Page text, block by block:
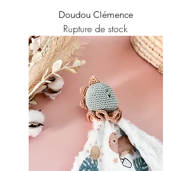
Doudou Clémence
Rupture de stock